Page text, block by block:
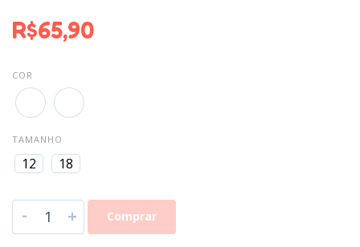
R$65,90
COR
TAMANHO
12 18
- + Comprar